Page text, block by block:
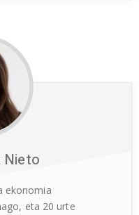
Nieto
ekonomia
eta 20 urte